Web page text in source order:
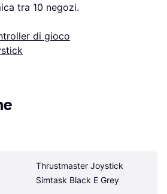
tra 10 negozi.
di gioco
Thrustmaster Joystick
Simtask Black E Grey